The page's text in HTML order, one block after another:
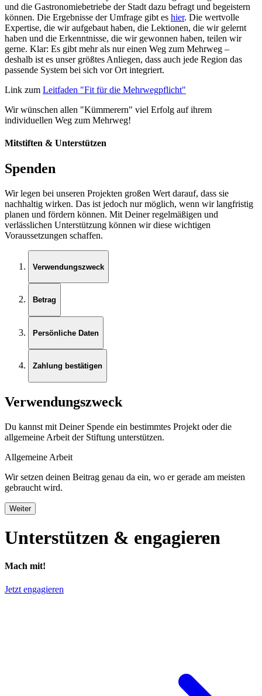
und die Gastronomiebetriebe der Stadt dazu befragt und begeistern
können. Die Ergebnisse der Umfrage gibt es hier. Die wertvolle
Expertise, die wir aufgebaut haben, die Lektionen, die wir gelernt
haben und die Erkenntnisse, die wir gewonnen haben, teilen wir
gerne. Klar: Es gibt mehr als nur einen Weg zum Mehrweg –
deshalb ist es unser größtes Anliegen, dass auch jede Region das
passende System bei sich vor Ort integriert.
Link zum Leitfaden "Fit für die Mehrwegpflicht"
Wir wünschen allen "Kümmerern" viel Erfolg auf ihrem
individuellen Weg zum Mehrweg!
Mitstiften & Unterstützen
Spenden
Wir legen bei unseren Projekten großen Wert darauf, dass sie
nachhaltig wirken. Das ist jedoch nur möglich, wenn wir langfristig
planen und fördern können. Mit Deiner regelmäßigen und
verlässlichen Unterstützung können wir diese wichtigen
Voraussetzungen schaffen.
Verwendungszweck
Betrag
Persönliche Daten
Zahlung bestätigen
Verwendungszweck
Du kannst mit Deiner Spende ein bestimmtes Projekt oder die
allgemeine Arbeit der Stiftung unterstützen.
Allgemeine Arbeit
Wir setzen deinen Beitrag genau da ein, wo er gerade am meisten
gebraucht wird.
Weiter
Unterstützen & engagieren
Mach mit!
Jetzt engagieren